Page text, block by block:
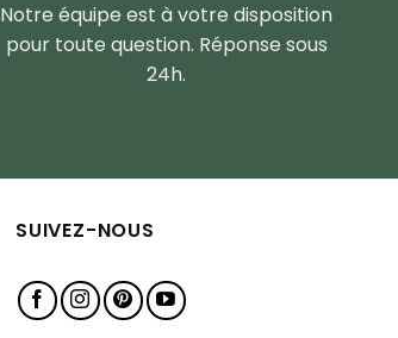
Notre équipe est à votre disposition
pour toute question. Réponse sous
24h.
SUIVEZ-NOUS